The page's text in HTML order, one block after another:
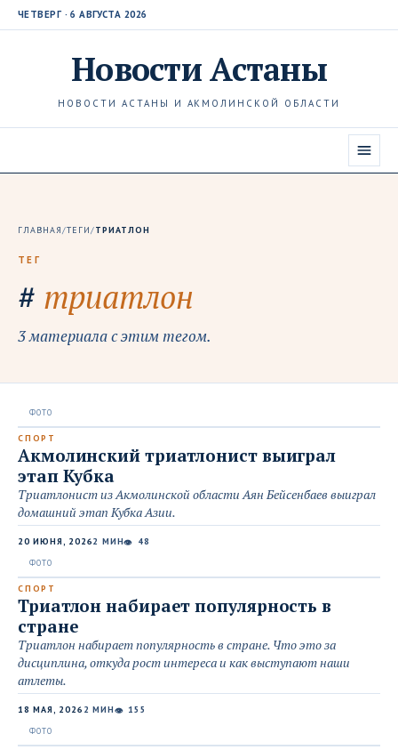
ЧЕТВЕРГ · 6 АВГУСТА 2026
НовостиАстаны
НОВОСТИ АСТАНЫ И АКМОЛИНСКОЙ ОБЛАСТИ
ГЛАВНАЯ/ТЕГИ/ТРИАТЛОН
ТЕГ
# триатлон
3 материала с этим тегом.
СПОРТ
Акмолинский триатлонист выиграл
этап Кубка
Триатлонист из Акмолинской области Аян Бейсенбаев выиграл
домашний этап Кубка Азии.
20 ИЮНЯ, 20262 МИН👁 48
СПОРТ
Триатлон набирает популярность в
стране
Триатлон набирает популярность в стране. Что это за
дисциплина, откуда рост интереса и как выступают наши
атлеты.
18 МАЯ, 2026 2 МИН👁 155